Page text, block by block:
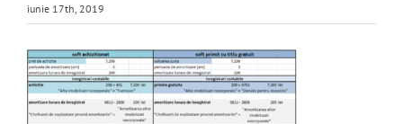
iunie 17th, 2019